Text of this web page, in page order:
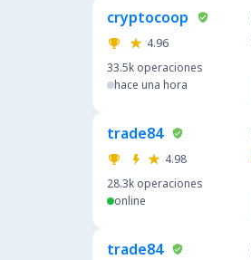
cryptocoop
4.96
33.5k operaciones
hace una hora
trade84
4.98
28.3k operaciones
online
trade84